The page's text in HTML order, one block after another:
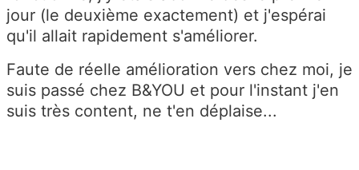
jour (le deuxième exactement) et j'espérai
qu'il allait rapidement s'améliorer.
Faute de réelle amélioration vers chez moi, je
suis passé chez B&YOU et pour l'instant j'en
suis très content, ne t'en déplaise...